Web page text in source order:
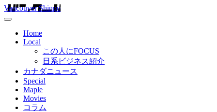
Vancouver Shinpo
Home
Local
この人にFOCUS
日系ビジネス紹介
カナダニュース
Special
Maple
Movies
コラム